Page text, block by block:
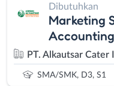
Dibutuhkan
Marketing
PT. Alkautsar Cater
SMA/SMK, D3, S1